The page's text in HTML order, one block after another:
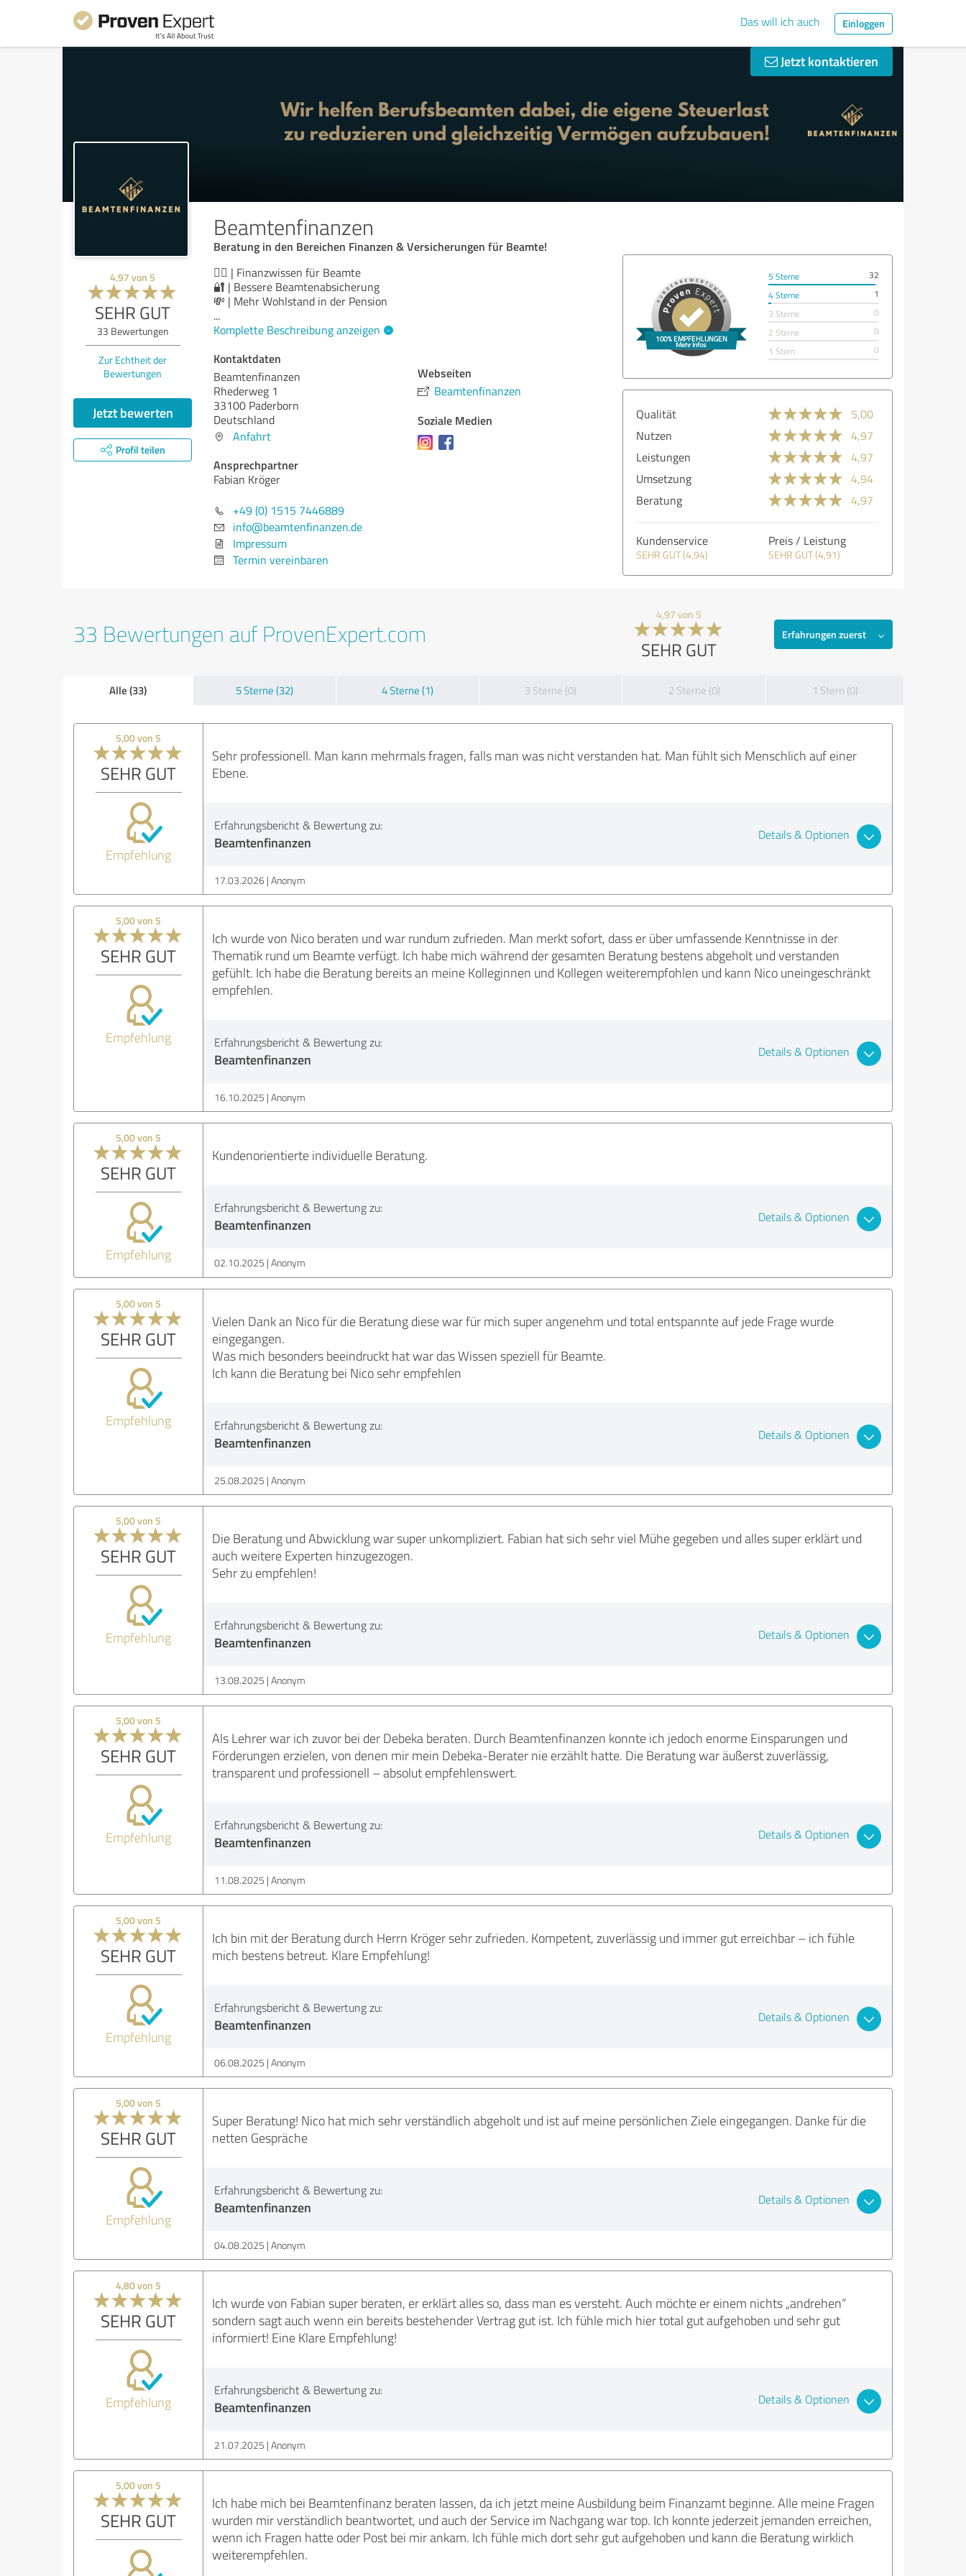
Das will ich auch Einloggen
Jetzt kontaktieren
Beamtenfinanzen
Beratung in den Bereichen Finanzen & Versicherungen für Beamte!
4,97 von 5
SEHR GUT
33 Bewertungen
Zur Echtheit der
Bewertungen
Jetzt bewerten
Profil teilen
👨‍⚖️ | Finanzwissen für Beamte
🔐 | Bessere Beamtenabsicherung
💸 | Mehr Wohlstand in der Pension
...
Komplette Beschreibung anzeigen
Kontaktdaten
Beamtenfinanzen
Rhederweg 1
33100 Paderborn
Deutschland
Anfahrt
Ansprechpartner
Fabian Kröger
+49 (0) 1515 7446889
info@beamtenfinanzen.de
Impressum
Termin vereinbaren
Webseiten
Beamtenfinanzen
Soziale Medien
5 Sterne
32
4 Sterne
1
3 Sterne
0
2 Sterne
0
1 Stern
0
Qualität
5,00
Nutzen
4,97
Leistungen
4,97
Umsetzung
4,94
Beratung
4,97
Kundenservice
SEHR GUT (4,94)
Preis / Leistung
SEHR GUT (4,91)
33 Bewertungen auf ProvenExpert.com
4,97 von 5
SEHR GUT
Erfahrungen zuerst
Alle (33) 5 Sterne (32) 4 Sterne (1) 3 Sterne (0) 2 Sterne (0) 1 Stern (0)
5,00 von 5
SEHR GUT
Empfehlung
Sehr professionell. Man kann mehrmals fragen, falls man was nicht verstanden hat. Man fühlt sich Menschlich auf einer
Ebene.
Erfahrungsbericht & Bewertung zu:
Beamtenfinanzen Details & Optionen
17.03.2026 Anonym
5,00 von 5
SEHR GUT
Empfehlung
Ich wurde von Nico beraten und war rundum zufrieden. Man merkt sofort, dass er über umfassende Kenntnisse in der
Thematik rund um Beamte verfügt. Ich habe mich während der gesamten Beratung bestens abgeholt und verstanden
gefühlt. Ich habe die Beratung bereits an meine Kolleginnen und Kollegen weiterempfohlen und kann Nico uneingeschränkt
empfehlen.
Erfahrungsbericht & Bewertung zu:
Beamtenfinanzen Details & Optionen
16.10.2025 Anonym
5,00 von 5
SEHR GUT
Empfehlung
Kundenorientierte individuelle Beratung.
Erfahrungsbericht & Bewertung zu:
Beamtenfinanzen Details & Optionen
02.10.2025 Anonym
5,00 von 5
SEHR GUT
Empfehlung
Vielen Dank an Nico für die Beratung diese war für mich super angenehm und total entspannte auf jede Frage wurde
eingegangen.
Was mich besonders beeindruckt hat war das Wissen speziell für Beamte.
Ich kann die Beratung bei Nico sehr empfehlen
Erfahrungsbericht & Bewertung zu:
Beamtenfinanzen Details & Optionen
25.08.2025 Anonym
5,00 von 5
SEHR GUT
Empfehlung
Die Beratung und Abwicklung war super unkompliziert. Fabian hat sich sehr viel Mühe gegeben und alles super erklärt und
auch weitere Experten hinzugezogen.
Sehr zu empfehlen!
Erfahrungsbericht & Bewertung zu:
Beamtenfinanzen Details & Optionen
13.08.2025 Anonym
5,00 von 5
SEHR GUT
Empfehlung
Als Lehrer war ich zuvor bei der Debeka beraten. Durch Beamtenfinanzen konnte ich jedoch enorme Einsparungen und
Förderungen erzielen, von denen mir mein Debeka-Berater nie erzählt hatte. Die Beratung war äußerst zuverlässig,
transparent und professionell – absolut empfehlenswert.
Erfahrungsbericht & Bewertung zu:
Beamtenfinanzen Details & Optionen
11.08.2025 Anonym
5,00 von 5
SEHR GUT
Empfehlung
Ich bin mit der Beratung durch Herrn Kröger sehr zufrieden. Kompetent, zuverlässig und immer gut erreichbar – ich fühle
mich bestens betreut. Klare Empfehlung!
Erfahrungsbericht & Bewertung zu:
Beamtenfinanzen Details & Optionen
06.08.2025 Anonym
5,00 von 5
SEHR GUT
Empfehlung
Super Beratung! Nico hat mich sehr verständlich abgeholt und ist auf meine persönlichen Ziele eingegangen. Danke für die
netten Gespräche
Erfahrungsbericht & Bewertung zu:
Beamtenfinanzen Details & Optionen
04.08.2025 Anonym
4,80 von 5
SEHR GUT
Empfehlung
Ich wurde von Fabian super beraten, er erklärt alles so, dass man es versteht. Auch möchte er einem nichts „andrehen“
sondern sagt auch wenn ein bereits bestehender Vertrag gut ist. Ich fühle mich hier total gut aufgehoben und sehr gut
informiert! Eine Klare Empfehlung!
Erfahrungsbericht & Bewertung zu:
Beamtenfinanzen Details & Optionen
21.07.2025 Anonym
5,00 von 5
SEHR GUT
Ich habe mich bei Beamtenfinanz beraten lassen, da ich jetzt meine Ausbildung beim Finanzamt beginne. Alle meine Fragen
wurden mir verständlich beantwortet, und auch der Service im Nachgang war top. Ich konnte jederzeit jemanden erreichen,
wenn ich Fragen hatte oder Post bei mir ankam. Ich fühle mich dort sehr gut aufgehoben und kann die Beratung wirklich
weiterempfehlen.